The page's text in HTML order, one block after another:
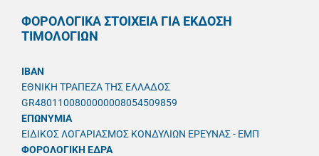
ΦΟΡΟΛΟΓΙΚΑ ΣΤΟΙΧΕΙΑ ΓΙΑ ΕΚΔΟΣΗ
ΤΙΜΟΛΟΓΙΩΝ
IBAN
ΕΘΝΙΚΗ ΤΡΑΠΕΖΑ ΤΗΣ ΕΛΛΑΔΟΣ
GR4801100800000008054509859
ΕΠΩΝΥΜΙΑ
ΕΙΔΙΚΟΣ ΛΟΓΑΡΙΑΣΜΟΣ ΚΟΝΔΥΛΙΩΝ ΕΡΕΥΝΑΣ - ΕΜΠ
ΦΟΡΟΛΟΓΙΚΗ ΕΔΡΑ